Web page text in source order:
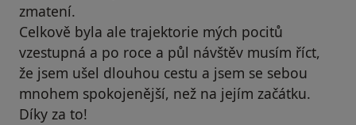
zmatení.
Celkově byla ale trajektorie mých pocitů
vzestupná a po roce a půl návštěv musím říct,
že jsem ušel dlouhou cestu a jsem se sebou
mnohem spokojenější, než na jejím začátku.
Díky za to!